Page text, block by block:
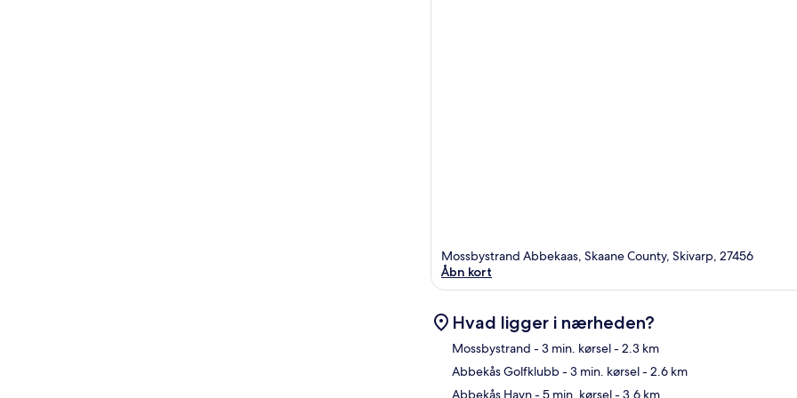
Mossbystrand Abbekaas, Skaane County, Skivarp, 27456
Åbn kort
Hvad ligger i nærheden?
Mossbystrand - 3 min. kørsel- 2.3 km
Abbekås Golfklubb- 3 min. kørsel- 2.6 km
Abbekås Havn- 5 min. kørsel- 3.6 km